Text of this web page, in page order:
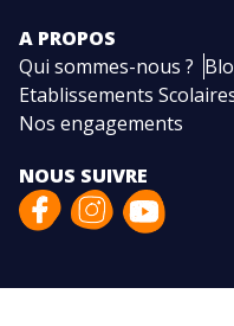
A PROPOS
Qui sommes-nous ?
Etablissements
Nos engagements
NOUS SUIVRE